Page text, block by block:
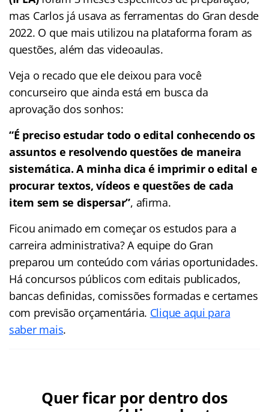
mas Carlos já usava as ferramentas do Gran desde
2022. O que mais utilizou na plataforma foram as
questões, além das videoaulas.
Veja o recado que ele deixou para você
concurseiro que ainda está em busca da
aprovação dos sonhos:
“É preciso estudar todo o edital conhecendo os
assuntos e resolvendo questões de maneira
sistemática. A minha dica é imprimir o edital e
procurar textos, vídeos e questões de cada
item sem se dispersar”, afirma.
Ficou animado em começar os estudos para a
carreira administrativa? A equipe do Gran
preparou um conteúdo com várias oportunidades.
Há concursos públicos com editais publicados,
bancas definidas, comissões formadas e certames
com previsão orçamentária. Clique aqui para
saber mais.
Quer ficar por dentro dos